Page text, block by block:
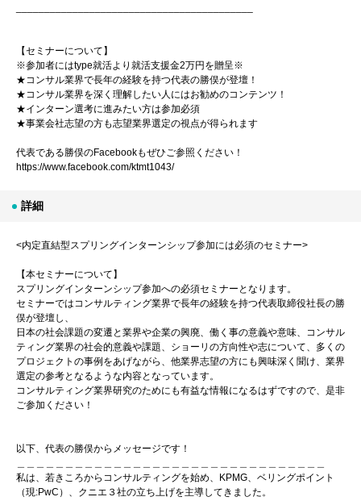
【セミナーについて】
※参加者にはtype就活より就活支援金2万円を贈呈※
★コンサル業界で長年の経験を持つ代表の勝俣が登壇！
★コンサル業界を深く理解したい人にはお勧めのコンテンツ！
★インターン選考に進みたい方は参加必須
★事業会社志望の方も志望業界選定の視点が得られます
代表である勝俣のFacebookもぜひご参照ください！
https://www.facebook.com/ktmt1043/
詳細
<内定直結型スプリングインターンシップ参加には必須のセミナー>
【本セミナーについて】
スプリングインターンシップ参加への必須セミナーとなります。
セミナーではコンサルティング業界で長年の経験を持つ代表取締役社長の勝
俣が登壇し、
日本の社会課題の変遷と業界や企業の興廃、働く事の意義や意味、コンサル
ティング業界の社会的意義や課題、ショーリの方向性や志について、多くの
プロジェクトの事例をあげながら、他業界志望の方にも興味深く聞け、業界
選定の参考となるような内容となっています。
コンサルティング業界研究のためにも有益な情報になるはずですので、是非
ご参加ください！
以下、代表の勝俣からメッセージです！
私は、若きころからコンサルティングを始め、KPMG、ベリングポイント
（現:PwC）、クニエ３社の立ち上げを主導してきました。